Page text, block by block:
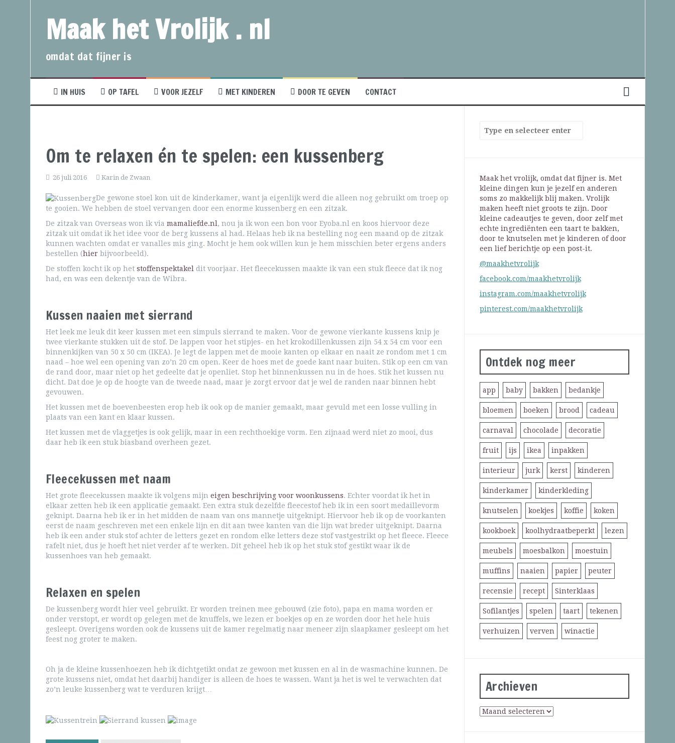
Maak het Vrolijk . nl
omdat dat fijner is
IN HUIS OP TAFEL VOOR JEZELF MET KINDEREN DOOR TE GEVEN CONTACT
Om te relaxen én te spelen: een kussenberg
26 juli 2016 Karin de Zwaan
De gewone stoel kon uit de kinderkamer, want ja eigenlijk werd die alleen nog gebruikt om troep op
te gooien. We hebben de stoel vervangen door een enorme kussenberg en een zitzak.
De zitzak van Overseas won ik via mamaliefde.nl, nou ja ik won een bon voor Eyoba.nl en koos hiervoor deze
zitzak uit omdat ik het idee voor de berg kussens al had. Helaas heb ik na bestelling nog een maand op de zitzak
kunnen wachten omdat er vanalles mis ging. Mocht je hem ook willen kun je hem misschien beter ergens anders
bestellen (hier bijvoorbeeld).
De stoffen kocht ik op het stoffenspektakeldit voorjaar. Het fleecekussen maakte ik van een stuk fleece dat ik nog
had, en was een dekentje van de Wibra.
Kussen naaien met sierrand
Het leek me leuk dit keer kussen met een simpuls sierrand te maken. Voor de gewone vierkante kussens knip je
twee vierkante stukken uit de stof. De lappen voor het stipjes- en het krokodillenkussen zijn 54 x 54 cm voor een
binnenkijken van 50 x 50 cm (IKEA). Je legt de lappen met de mooie kanten op elkaar en naait ze rondom met 1 cm
naad – hoe wel een opening van zo’n 20 cm open. Keer de hoes met de goede kant naar buiten. Stik op een cm van
de rand door, maar niet op het gedeelte dat je openliet. Stop het binnenkussen nu in de hoes. Stik het kussen nu
dicht. Dat doe je op de hoogte van de tweede naad, maar je zorgt ervoor dat je wel de randen naar binnen hebt
gevouwen.
Het kussen met de boevenbeesten erop heb ik ook op de manier gemaakt, maar gevuld met een losse vulling in
plaats van een kant en klaar kussen.
Het kussen met de vlaggetjes is ook gelijk, maar in een rechthoekige vorm. Een zijnaad werd niet zo mooi, dus
daar heb ik een stuk biasband overheen gezet.
Fleecekussen met naam
Het grote fleecekussen maakte ik volgens mijn eigen beschrijving voor woonkussens. Echter voordat ik het in
elkaar zetten heb ik een applicatie gemaakt. Een extra stuk dezelfde fleecestof heb ik in een soort medaillevorm
geknipt. Daarna heb ik er in het midden de naam van ons mannetje uitgeknipt. Hiervoor heb ik op de voorkanten
eerst de naam geschreven met een enkele lijn en dit aan twee kanten van die lijn wat breder uitgeknipt. Daarna
heb ik een ander stuk stof achter de letters gezet en rondom elke letters deze stof vastgestrikt op het fleece. Fleece
rafelt niet, dus je hoeft het niet verder af te werken. Dit geheel heb ik op het stuk stof gestikt waar ik de
kussenhoes van heb gemaakt.
Relaxen en spelen
De kussenberg wordt hier veel gebruikt. Er worden treinen mee gebouwd (zie foto), papa en mama worden er
onder verstopt, er wordt op gelegen met de knuffels, we lezen er boekjes op en ze worden door het hele huis
gesleept. Overigens worden ook de kussens uit de kamer regelmatig naar meneer zijn slaapkamer gesleept om het
feest nog groter te maken.
Oh ja de kleine kussenhoezen heb ik dichtgetikt ondat ze gewoon met kussen en al in de wasmachine kunnen. De
grote kussens niet, omdat het daarbij handiger is alleen de hoes te wassen. Want ja het is wel te verwachten dat
zo’n leuke kussenberg wat te verduren krijgt…
Maak het vrolijk, omdat dat fijner is. Met
kleine dingen kun je jezelf en anderen
soms zo makkelijk blij maken. Vrolijk
maken heeft niet groots te zijn. Door
kleine cadeautjes te geven, door zelf met
echte ingrediënten een taart te bakken,
door te knutselen met je kinderen of door
een lief berichtje op een post-it.
@maakhetvrolijk
facebook.com/maakhetvrolijk
instagram.com/maakhetvrolijk
pinterest.com/maakhetvrolijk
Ontdek nog meer
app baby bakken bedankje
bloemen boeken brood cadeau
carnaval chocolade decoratie
fruit ijs ikea inpakken
interieur jurk kerst kinderen
kinderkamer kinderkleding
knutselen koekjes koffie koken
kookboek koolhydraatbeperkt lezen
meubels moesbalkon moestuin
muffins naaien papier peuter
recensie recept Sinterklaas
Sofilantjes spelen taart tekenen
verhuizen verven winactie
Archieven